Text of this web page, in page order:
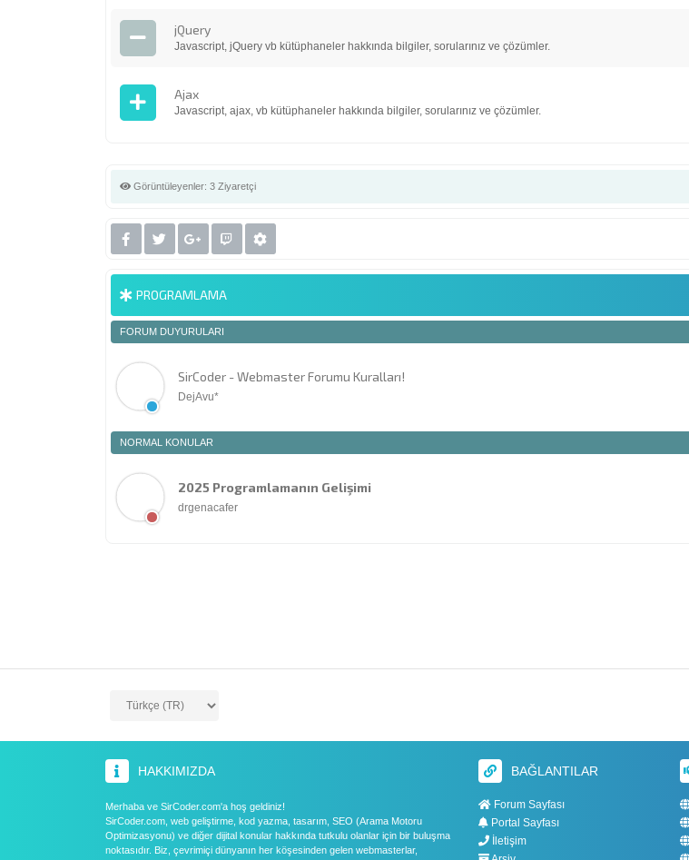
jQuery
Javascript, jQuery vb kütüphaneler hakkında bilgiler, sorularınız ve çözümler.
Ajax
Javascript, ajax, vb kütüphaneler hakkında bilgiler, sorularınız ve çözümler.
Görüntüleyenler: 3 Ziyaretçi
PROGRAMLAMA
FORUM DUYURULARI
SirCoder - Webmaster Forumu Kuralları!
DejAvu*
NORMAL KONULAR
2025 Programlamanın Gelişimi
drgenacafer
HAKKIMIZDA
Merhaba ve SirCoder.com'a hoş geldiniz!
SirCoder.com, web geliştirme, kod yazma, tasarım, SEO (Arama Motoru
Optimizasyonu) ve diğer dijital konular hakkında tutkulu olanlar için bir buluşma
noktasıdır. Biz, çevrimiçi dünyanın her köşesinden gelen webmasterlar,
BAĞLANTILAR
Forum Sayfası
Portal Sayfası
İletişim